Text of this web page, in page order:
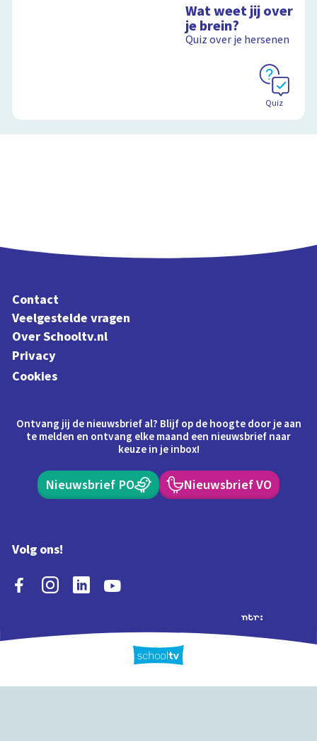
Wat weet jij over
je brein?
Quiz over je hersenen
Quiz
Contact
Veelgestelde vragen
Over Schooltv.nl
Privacy
Cookies
Ontvang jij de nieuwsbrief al? Blijf op de hoogte door je aan
te melden en ontvang elke maand een nieuwsbrief naar
keuze in je inbox!
Nieuwsbrief PO Nieuwsbrief VO
Volg ons!